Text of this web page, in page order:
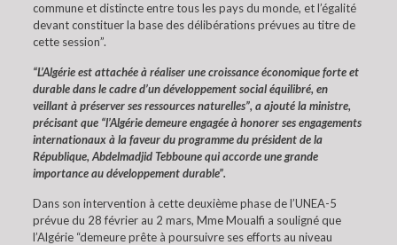
commune et distincte entre tous les pays du monde, et l’égalité
devant constituer la base des délibérations prévues au titre de
cette session”.
“L’Algérie est attachée à réaliser une croissance économique forte et
durable dans le cadre d’un développement social équilibré, en
veillant à préserver ses ressources naturelles”, a ajouté la ministre,
précisant que “l’Algérie demeure engagée à honorer ses engagements
internationaux à la faveur du programme du président de la
République, Abdelmadjid Tebboune qui accorde une grande
importance au développement durable”.
Dans son intervention à cette deuxième phase de l’UNEA-5
prévue du 28 février au 2 mars, Mme Moualfi a souligné que
l’Algérie “demeure prête à poursuivre ses efforts au niveau